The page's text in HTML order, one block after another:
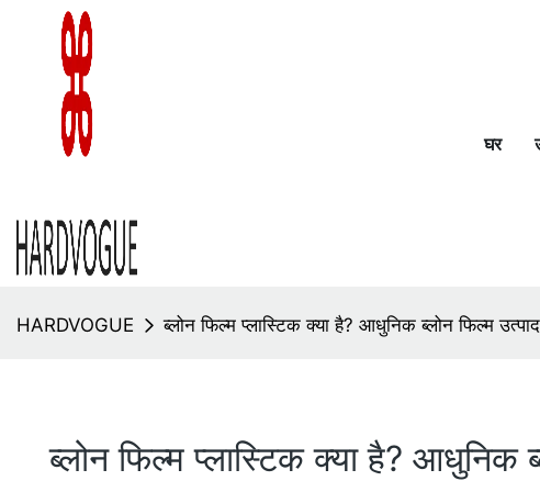
घर
HARDVOGUE ब्लोन फिल्म प्लास्टिक क्या है? आधुनिक ब्लोन फिल्म
ब्लोन फिल्म प्लास्टिक क्या है?